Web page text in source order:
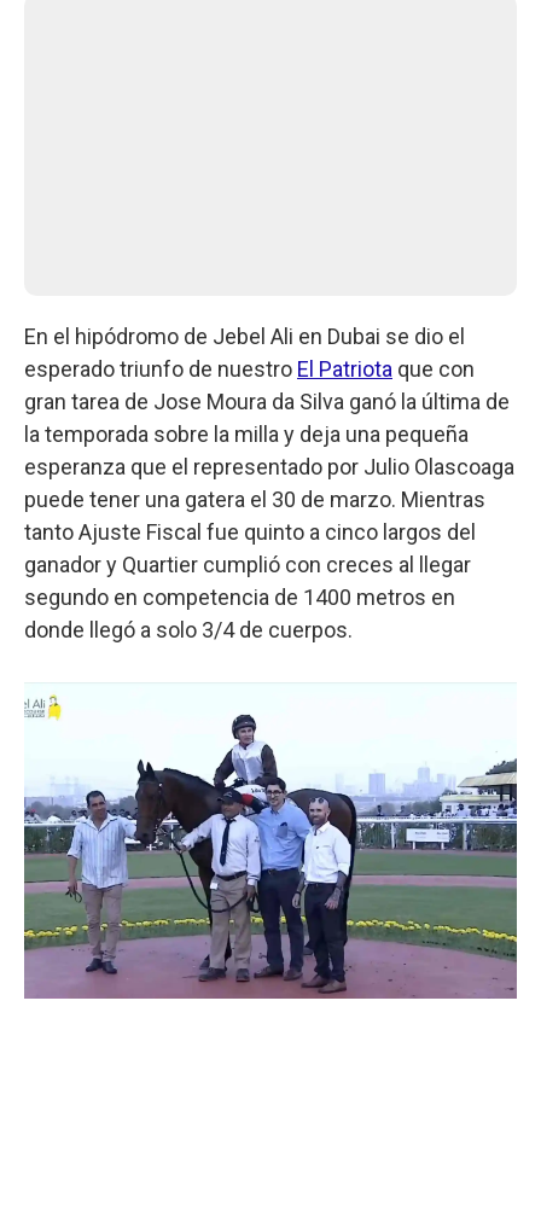
En el hipódromo de Jebel Ali en Dubai se dio el
esperado triunfo de nuestro El Patriota que con
gran tarea de Jose Moura da Silva ganó la última de
la temporada sobre la milla y deja una pequeña
esperanza que el representado por Julio Olascoaga
puede tener una gatera el 30 de marzo. Mientras
tanto Ajuste Fiscal fue quinto a cinco largos del
ganador y Quartier cumplió con creces al llegar
segundo en competencia de 1400 metros en
donde llegó a solo 3/4 de cuerpos.